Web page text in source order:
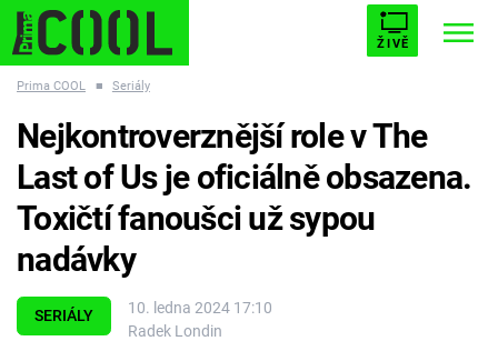
ŽIVĚ
ESCAPE PLNEJ KOTEL AVENGERS 5
Témata
Prima COOL ■ Seriály
SERIÁLY
10. ledna 2024 17:10
Radek Londin
Nejkontroverznější role v The
Last of Us je oficiálně obsazena.
Toxičtí fanoušci už sypou
nadávky